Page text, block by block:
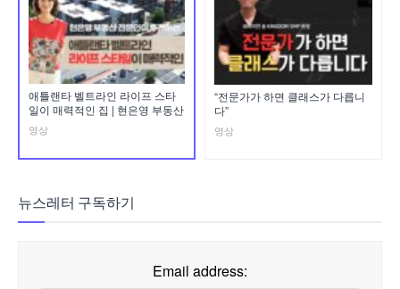
애틀랜타 벨트라인 라이프 스타
일이 매력적인 집 | 현은영 부동산
영상
“전문가가 하면 클래스가 다릅니
다”
영상
뉴스레터 구독하기
Email address: